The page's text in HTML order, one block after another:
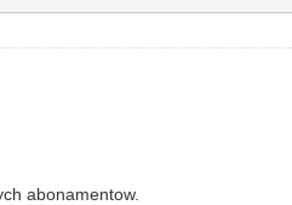
abonamentow.